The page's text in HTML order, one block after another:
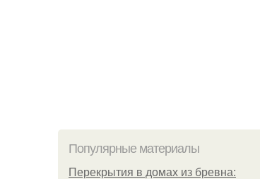
Популярные материалы
Перекрытия в домах из бревна: